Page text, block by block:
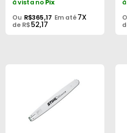
Materiais
Elétricos
à vista no Pix
Ou R$365,17 Em até7X
de R$52,17